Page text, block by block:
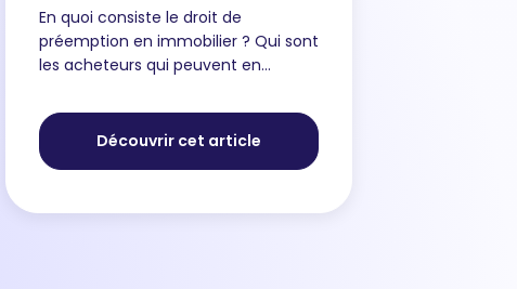
En quoi consiste le droit de
préemption en immobilier ? Qui sont
les acheteurs qui peuvent en
concernés par ce droit ? Vous vous
apprêtez à signer un avant-contrat
a...
Découvrir cet article